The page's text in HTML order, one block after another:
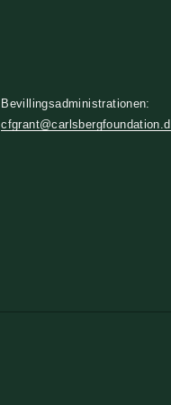
Bevillingsadministrationen: